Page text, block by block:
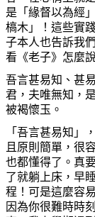
是「緣督以為經
槁木」！這些實
子本人也告訴我
看《老子》怎麼
吾言甚易知、甚
君，夫唯無知，
被褐懷玉。
「吾言甚易知」
且原則簡單，很
也都懂得了。真
了就躺上床，早
程！可是這麼容
因為你很難時時